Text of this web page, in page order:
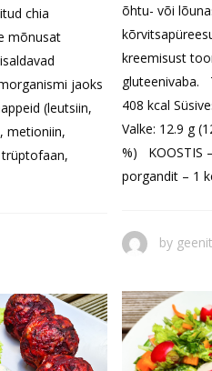
chia
mõnusat
jaoks
(leutsiin,
metioniin,
õhtu- või
kreemisust
gluteenivaba.
408 kcal
Valke: 12.9 g
%) KOOSTIS
porgandit – 1
by